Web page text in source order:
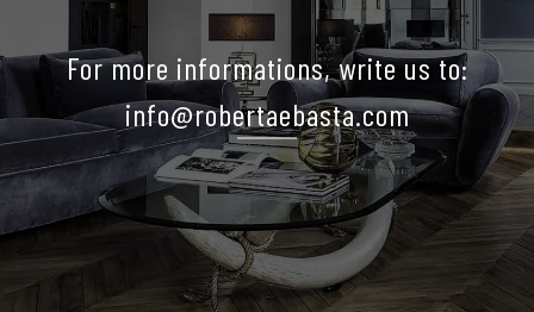
For more informations, write us to:
info@robertaebasta.com